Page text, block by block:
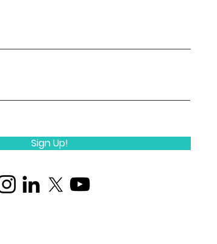
Sign Up!